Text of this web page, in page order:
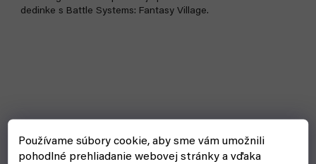
Používame súbory cookie, aby sme vám umožnili
pohodlné prehliadanie webovej stránky a vďaka
dedinke s Battle Systems: Fantasy Village.